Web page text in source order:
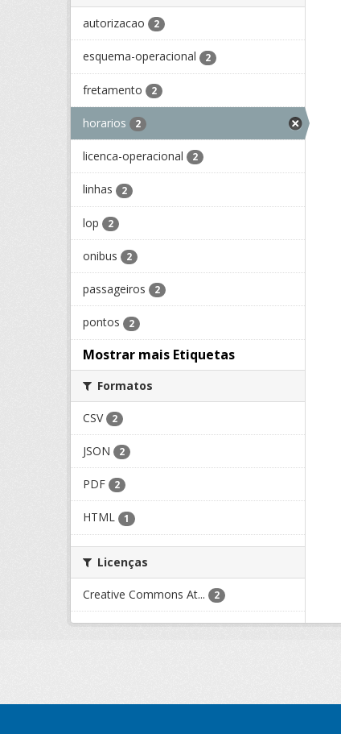
autorizacao 2
esquema-operacional 2
fretamento 2
horarios 2
licenca-operacional 2
linhas 2
lop 2
onibus 2
passageiros 2
pontos 2
Mostrar mais Etiquetas
Formatos
CSV 2
JSON 2
PDF 2
HTML 1
Licenças
Creative Commons At... 2